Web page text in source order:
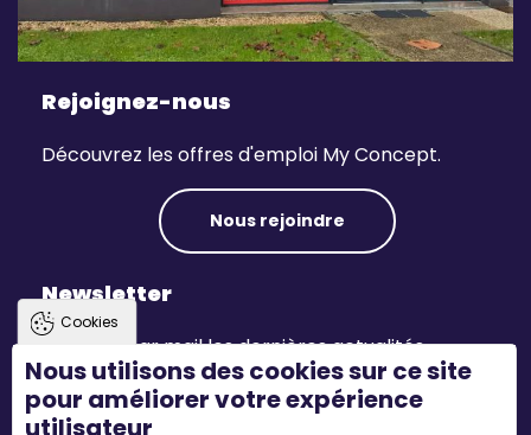
Rejoignez-nous
Découvrez les offres d'emploi My Concept.
Nous rejoindre
Newsletter
Recevez par mail les dernières actualités.
S'inscrire
Cookies
Nous utilisons des cookies sur ce site
pour améliorer votre expérience
utilisateur